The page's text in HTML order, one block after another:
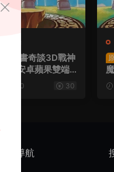
【天書奇談3D戰神
+安卓蘋果雙端
後台+CDK後台
0 30
熱門導航